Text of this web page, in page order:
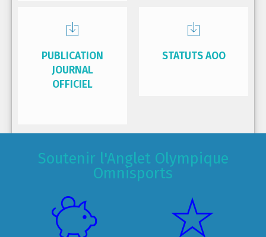
PUBLICATION
JOURNAL
OFFICIEL
STATUTS AOO
Soutenir l'Anglet Olympique
Omnisports